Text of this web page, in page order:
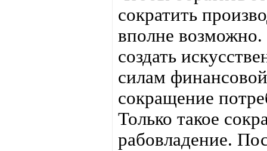
сократить
вполне возможно.
создать
силам
сокращение
Только такое
рабовладение.